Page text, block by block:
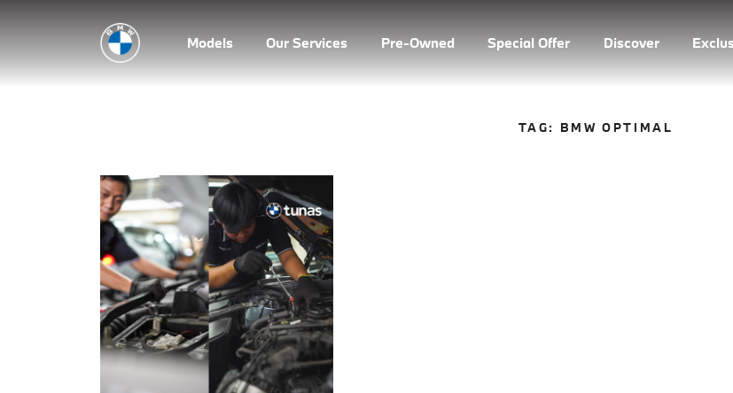
Models Our Services Pre-Owned Special Offer Discover
TAG: BMW OPTIMAL